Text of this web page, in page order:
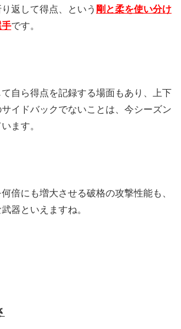
返して得点、という 剛と柔を使い分け
手です。
自ら得点を記録する場面もあり、上下
イドバックでないことは、今シーズン
ます。
倍にも増大させる破格の攻撃性能も、
器といえますね。